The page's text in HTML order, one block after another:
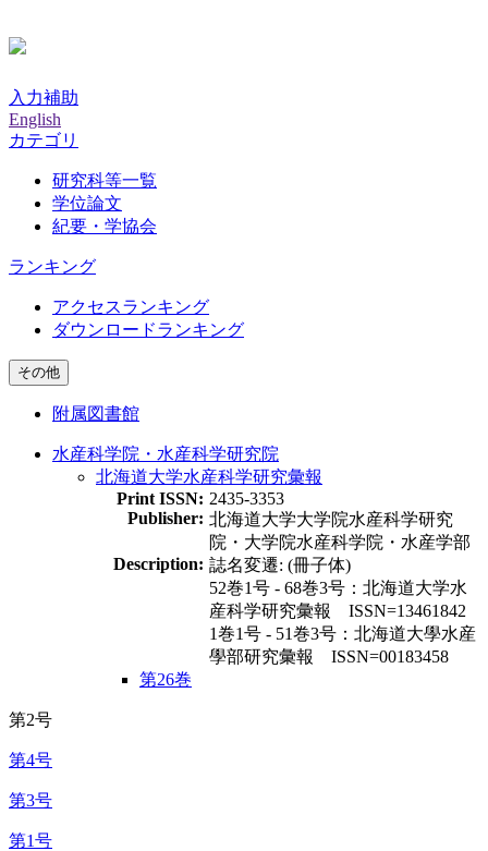
入力補助
English
カテゴリ
研究科等一覧
学位論文
紀要・学協会
ランキング
アクセスランキング
ダウンロードランキング
その他
附属図書館
水産科学院・水産科学研究院
北海道大学水産科学研究彙報
Print ISSN: 2435-3353
Publisher: 北海道大学大学院水産科学研究
院・大学院水産科学院・水産学部
Description: 誌名変遷: (冊子体)
52巻1号 - 68巻3号：北海道大学水
産科学研究彙報 ISSN=13461842
1巻1号 - 51巻3号：北海道大學水産
學部研究彙報 ISSN=00183458
第26巻
第2号
第4号
第3号
第1号